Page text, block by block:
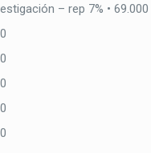
– rep 7% • 69.000